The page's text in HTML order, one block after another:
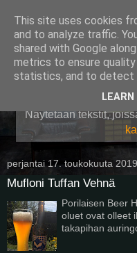
Pullollinen
Näytetään tekstit,
perjantai 17. toukokuuta 2019
Mufloni Tuffan Vehnä
Porilaisen Beer
oluet ovat olleet
takapihan
This site uses cookies
and to analyze traffic.
shared with Google
metrics to ensure
statistics, and to detect